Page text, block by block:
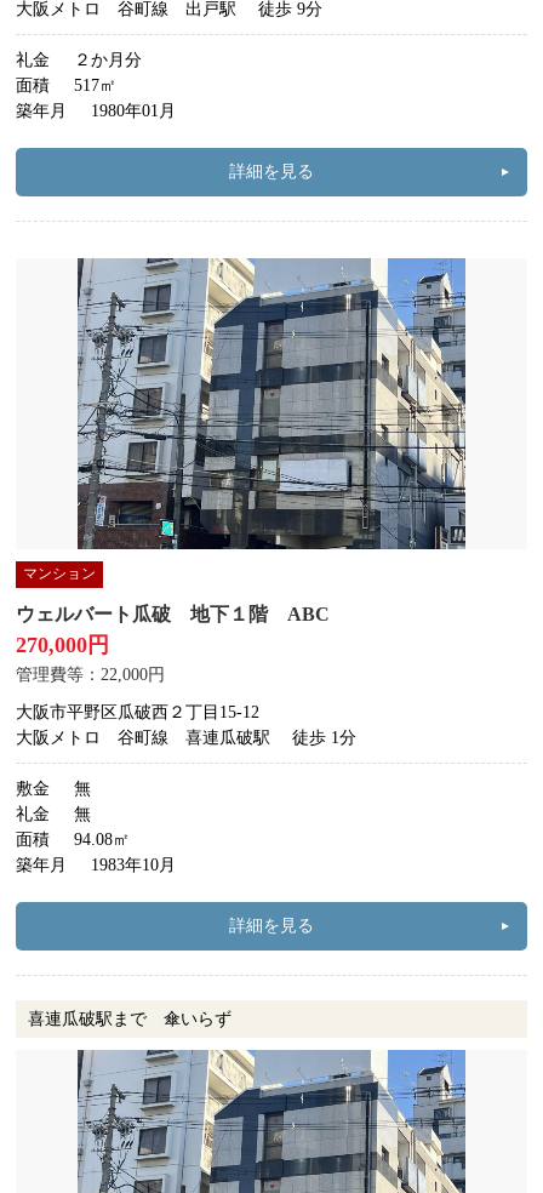
大阪メトロ 谷町線 出戸駅 徒歩 9分
礼金
２か月分
面積
517㎡
築年月
1980年01月
詳細を見る
マンション
ウェルバート瓜破 地下１階 ABC
270,000円
管理費等：22,000円
大阪市平野区瓜破西２丁目15-12
大阪メトロ 谷町線 喜連瓜破駅 徒歩 1分
敷金
無
礼金
無
面積
94.08㎡
築年月
1983年10月
詳細を見る
喜連瓜破駅まで 傘いらず